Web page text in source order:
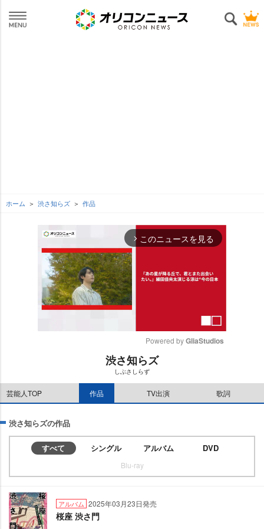
ホーム 渋さ知らズ 作品
arrow_forward_ios このニュースを見る
Powered by GliaStudios
渋さ知らズ
しぶさしらず
芸能人TOP 作品 TV出演 歌詞
渋さ知らズの作品
すべて シングル アルバム DVD
Blu-ray
アルバム 2025年03月23日発売
桜座 渋さ門